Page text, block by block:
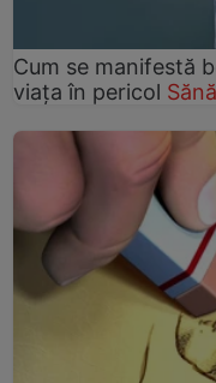
Cum se manifestă
viaţa în pericol